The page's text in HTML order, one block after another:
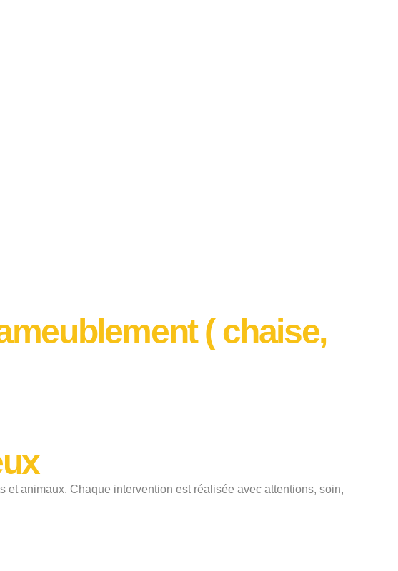
( chaise,
animaux. Chaque intervention est réalisée avec attentions, soin,